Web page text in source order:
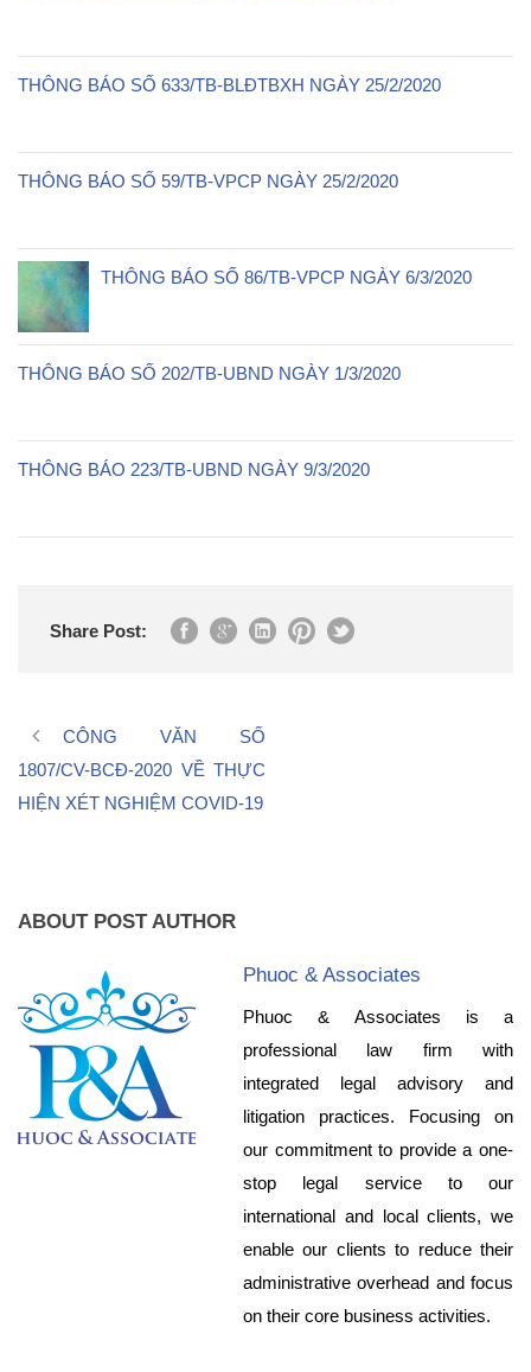
THÔNG BÁO SỐ 633/TB-BLĐTBXH NGÀY 25/2/2020
THÔNG BÁO SỐ 59/TB-VPCP NGÀY 25/2/2020
THÔNG BÁO SỐ 86/TB-VPCP NGÀY 6/3/2020
THÔNG BÁO SỐ 202/TB-UBND NGÀY 1/3/2020
THÔNG BÁO 223/TB-UBND NGÀY 9/3/2020
Share Post:
CÔNG VĂN SỐ
1807/CV-BCĐ-2020 VỀ THỰC
HIỆN XÉT NGHIỆM COVID-19
ABOUT POST AUTHOR
Phuoc & Associates
Phuoc & Associates is a
professional law firm with
integrated legal advisory and
litigation practices. Focusing on
our commitment to provide a one-
stop legal service to our
international and local clients, we
enable our clients to reduce their
administrative overhead and focus
on their core business activities.